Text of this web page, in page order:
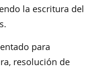
la escritura del
para
resolución de